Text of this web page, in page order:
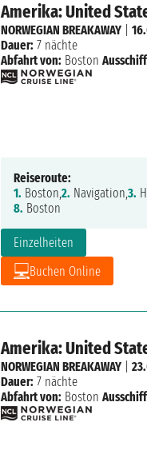
Amerika: United
Einzelheiten
Buchen Online
NORWEGIAN BREAKAWAY|
Dauer: 7 nächte
Abfahrt von: Boston
Reiseroute:
1. Boston,2. Navigation,3.
8. Boston
Amerika: United
NORWEGIAN BREAKAWAY|
Dauer: 7 nächte
Abfahrt von: Boston